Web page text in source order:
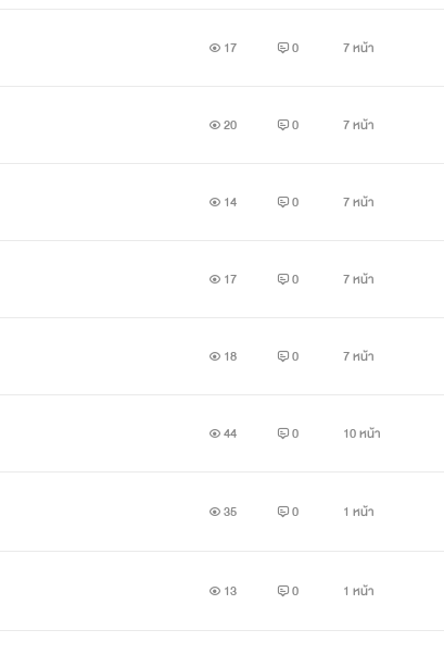
17 0 7 หน้า
20 0 7 หน้า
14 0 7 หน้า
17 0 7 หน้า
18 0 7 หน้า
44 0 10 หน้า
35 0 1 หน้า
13 0 1 หน้า